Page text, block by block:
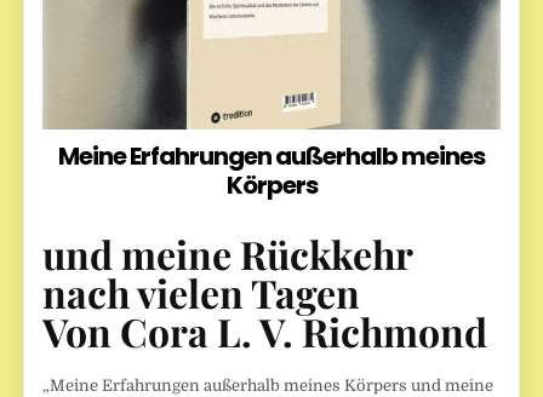
Meine Erfahrungen außerhalb meines
Körpers
und meine Rückkehr
nach vielen Tagen
Von Cora L. V. Richmond
„Meine Erfahrungen außerhalb meines Körpers und meine